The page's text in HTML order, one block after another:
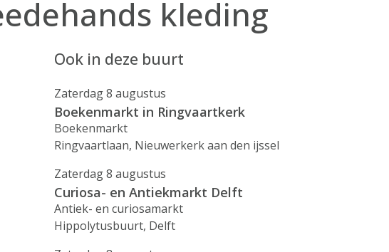
kleding
Ook in deze buurt
Zaterdag 8 augustus
Boekenmarkt in Ringvaartkerk
Boekenmarkt
Ringvaartlaan, Nieuwerkerk aan den ijssel
Zaterdag 8 augustus
Curiosa- en Antiekmarkt Delft
Antiek- en curiosamarkt
Hippolytusbuurt, Delft